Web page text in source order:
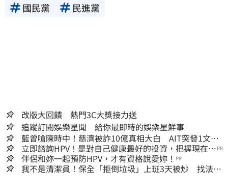
國民黨
民進黨
改版大回饋 熱門3C大獎接力送
追蹤訂閱娛樂星聞 給你最即時的娛樂星鮮事
藍曾嗆陳時中！慈濟被詐10億真相大白 AIT突發1文酸
爆…他笑：真的很會
立即諮詢HPV！是對自己健康最好的投資，把握現在不
嫌晚！
PR
伴侶和妳一起預防HPV，才有資格說愛妳！ PR
我不是清潔員！保全「拒倒垃圾」上班3天被炒 找法院